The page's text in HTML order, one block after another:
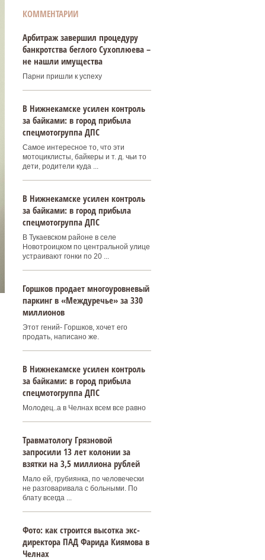
КОММЕНТАРИИ
Арбитраж завершил процедуру
банкротства беглого Сухоплюева –
не нашли имущества
Парни пришли к успеху
В Нижнекамске усилен контроль
за байками: в город прибыла
спецмотогруппа ДПС
Самое интересное то, что эти
мотоциклисты, байкеры и т. д. чьи то
дети, родители куда ...
В Нижнекамске усилен контроль
за байками: в город прибыла
спецмотогруппа ДПС
В Тукаевском районе в селе
Новотроицком по центральной улице
устраивают гонки по 20 ...
Горшков продает многоуровневый
паркинг в «Междуречье» за 330
миллионов
Этот гений- Горшков, хочет его
продать, написано же.
В Нижнекамске усилен контроль
за байками: в город прибыла
спецмотогруппа ДПС
Молодец..а в Челнах всем все равно
Травматологу Грязновой
запросили 13 лет колонии за
взятки на 3,5 миллиона рублей
Мало ей, грубиянка, по человечески
не разговаривала с больными. По
блату всегда ...
Фото: как строится высотка экс-
директора ПАД Фарида Киямова в
Челнах